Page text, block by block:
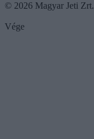
© 2026 Magyar Jeti Zrt.
Vége